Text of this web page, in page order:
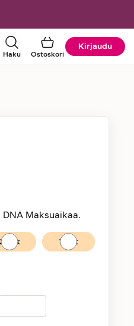
Haku Ostoskori
Kirjaudu
Maksuaikaa.
24 kk 12 kk